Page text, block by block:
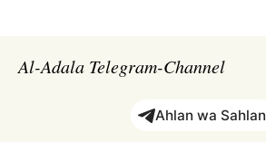
Al-Adala Telegram-Channel
Ahlan wa Sahlan